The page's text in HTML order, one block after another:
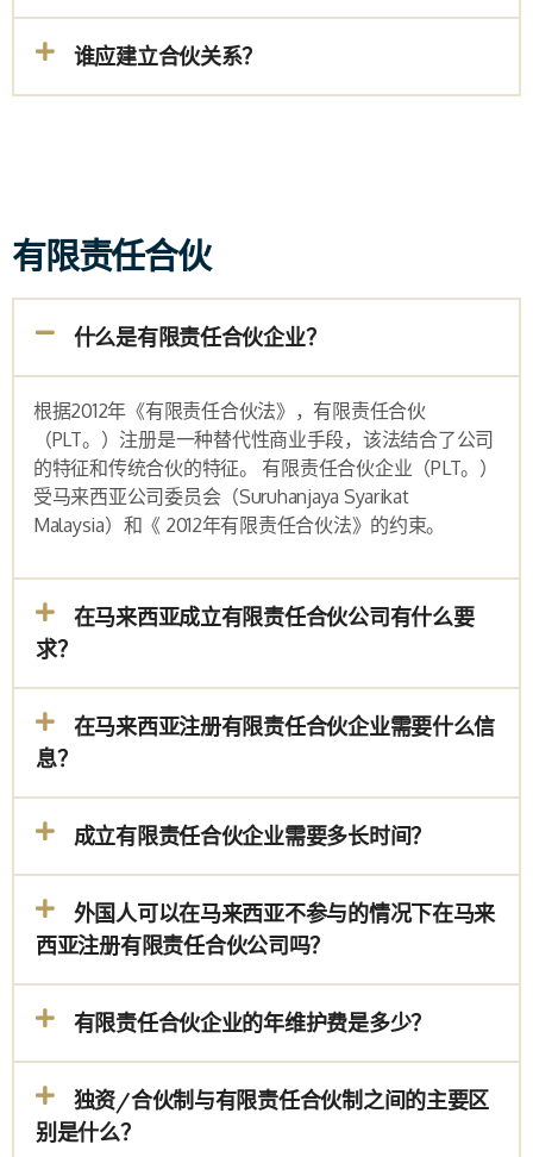
谁应建立合伙关系？
有限责任合伙
什么是有限责任合伙企业？
根据2012年《有限责任合伙法》，有限责任合伙
（PLT。）注册是一种替代性商业手段，该法结合了公司
的特征和传统合伙的特征。 有限责任合伙企业（PLT。）
受马来西亚公司委员会（Suruhanjaya Syarikat
Malaysia）和《 2012年有限责任合伙法》的约束。
在马来西亚成立有限责任合伙公司有什么要
求？
在马来西亚注册有限责任合伙企业需要什么信
息？
成立有限责任合伙企业需要多长时间？
外国人可以在马来西亚不参与的情况下在马来
西亚注册有限责任合伙公司吗？
有限责任合伙企业的年维护费是多少？
独资/合伙制与有限责任合伙制之间的主要区
别是什么？